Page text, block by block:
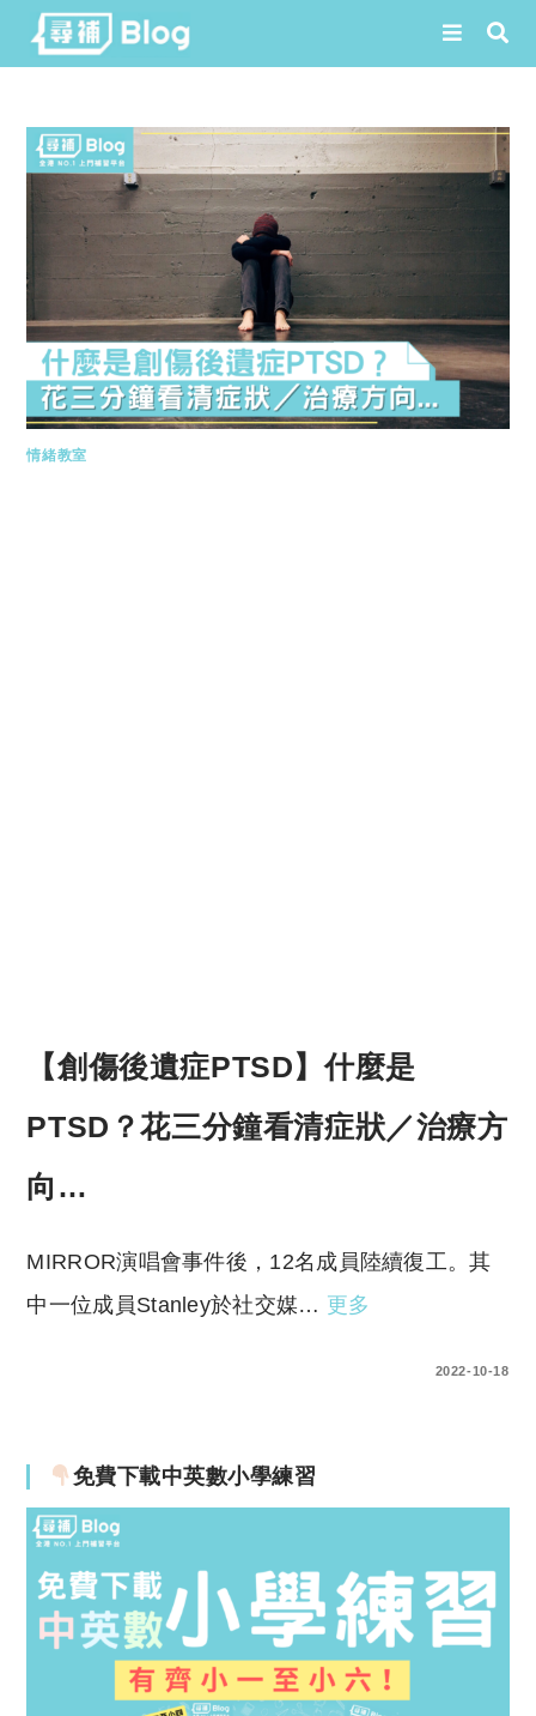
content
情緒教室
【創傷後遺症PTSD】什麼是
PTSD？花三分鐘看清症狀／治療方
向…
MIRROR演唱會事件後，12名成員陸續復工。其
中一位成員Stanley於社交媒… 更多
2022-10-18
免費下載中英數小學練習